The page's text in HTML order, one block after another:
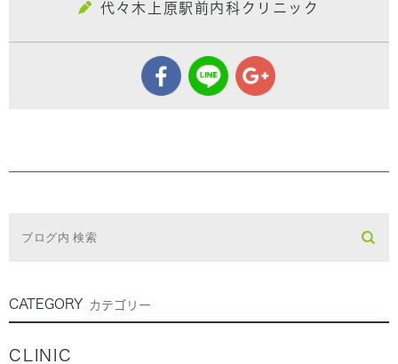
代々木上原駅前内科クリニック
CATEGORY カテゴリー
CLINIC